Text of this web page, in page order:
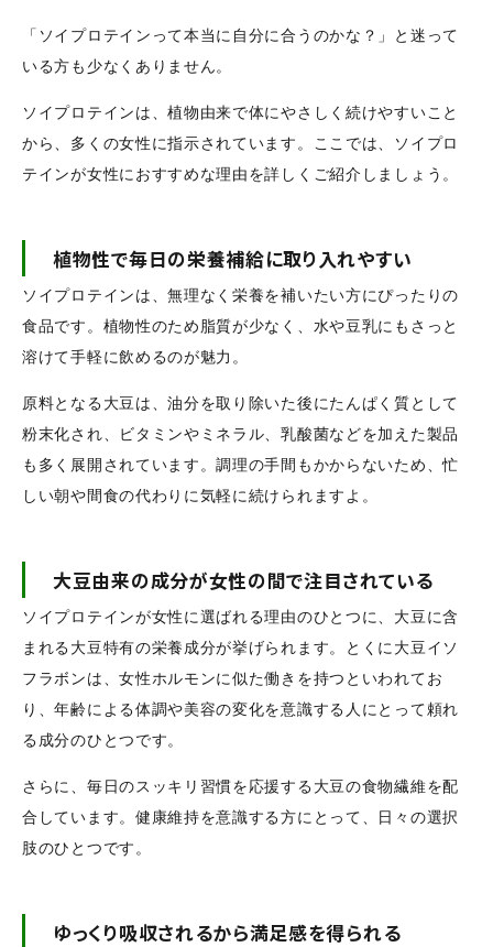
「ソイプロテインって本当に自分に合うのかな？」と迷って
いる方も少なくありません。
ソイプロテインは、植物由来で体にやさしく続けやすいこと
から、多くの女性に指示されています。ここでは、ソイプロ
テインが女性におすすめな理由を詳しくご紹介しましょう。
植物性で毎日の栄養補給に取り入れやすい
ソイプロテインは、無理なく栄養を補いたい方にぴったりの
食品です。植物性のため脂質が少なく、水や豆乳にもさっと
溶けて手軽に飲めるのが魅力。
原料となる大豆は、油分を取り除いた後にたんぱく質として
粉末化され、ビタミンやミネラル、乳酸菌などを加えた製品
も多く展開されています。調理の手間もかからないため、忙
しい朝や間食の代わりに気軽に続けられますよ。
大豆由来の成分が女性の間で注目されている
ソイプロテインが女性に選ばれる理由のひとつに、大豆に含
まれる大豆特有の栄養成分が挙げられます。とくに大豆イソ
フラボンは、女性ホルモンに似た働きを持つといわれてお
り、年齢による体調や美容の変化を意識する人にとって頼れ
る成分のひとつです。
さらに、毎日のスッキリ習慣を応援する大豆の食物繊維を配
合しています。健康維持を意識する方にとって、日々の選択
肢のひとつです。
ゆっくり吸収されるから満足感を得られる